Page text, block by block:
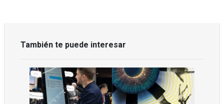
También te puede interesar